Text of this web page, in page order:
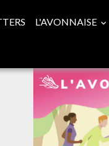
L'AVONNAISE